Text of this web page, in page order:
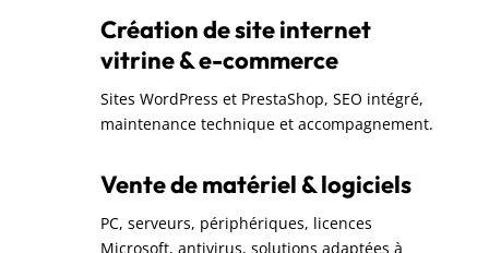
Création de site internet
vitrine & e-commerce
Sites WordPress et PrestaShop, SEO intégré,
maintenance technique et accompagnement.
Vente de matériel & logiciels
PC, serveurs, périphériques, licences
Microsoft, antivirus, solutions adaptées à